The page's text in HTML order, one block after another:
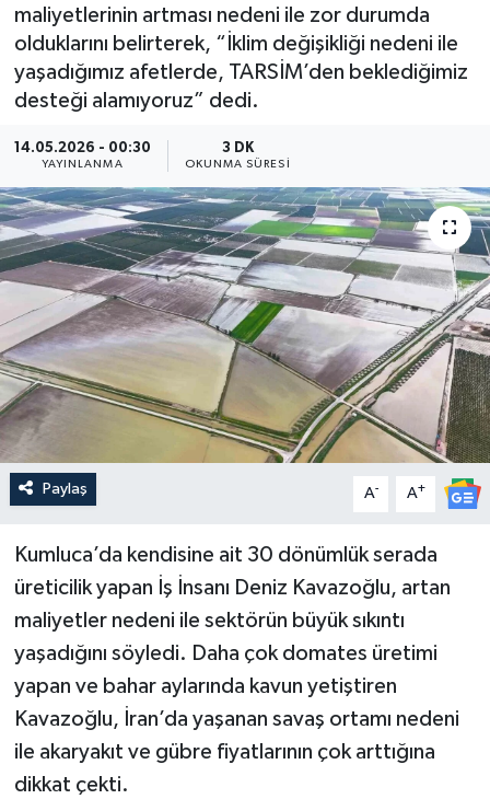
maliyetlerinin artması nedeni ile zor durumda
olduklarını belirterek, “İklim değişikliği nedeni ile
yaşadığımız afetlerde, TARSİM’den beklediğimiz
desteği alamıyoruz” dedi.
14.05.2026 - 00:30
YAYINLANMA
3 DK
OKUNMA SÜRESI
Paylaş A- A+
Kumluca’da kendisine ait 30 dönümlük serada
üreticilik yapan İş İnsanı Deniz Kavazoğlu, artan
maliyetler nedeni ile sektörün büyük sıkıntı
yaşadığını söyledi. Daha çok domates üretimi
yapan ve bahar aylarında kavun yetiştiren
Kavazoğlu, İran’da yaşanan savaş ortamı nedeni
ile akaryakıt ve gübre fiyatlarının çok arttığına
dikkat çekti.
Görüntülü Haber
Güncel
Kültür & Sanat
Magazin
Resmi İlan
Sağlık & Yaşam
Spor
Son Dakika Haberleri
Haber Arşivi